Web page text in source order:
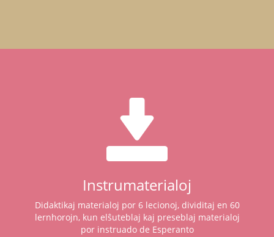
Instrumaterialoj
Didaktikaj materialoj por 6 lecionoj, dividitaj en 60
lernhorojn, kun elŝuteblaj kaj preseblaj materialoj
por instruado de Esperanto